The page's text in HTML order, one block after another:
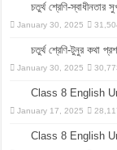
চতুর্থ শ্রেণি-
January 30, 2025
চতুর্থ শ্রেণি-টুনুর কথা
January 30, 2025
Class 8 English
January 17, 2025
Class 8 English